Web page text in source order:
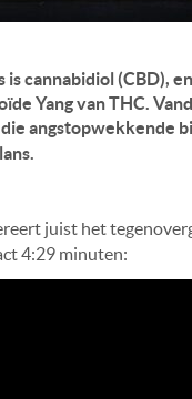
cannabidiol (CBD),
Yang van THC.
angstopwekkende
juist het
4:29 minuten: